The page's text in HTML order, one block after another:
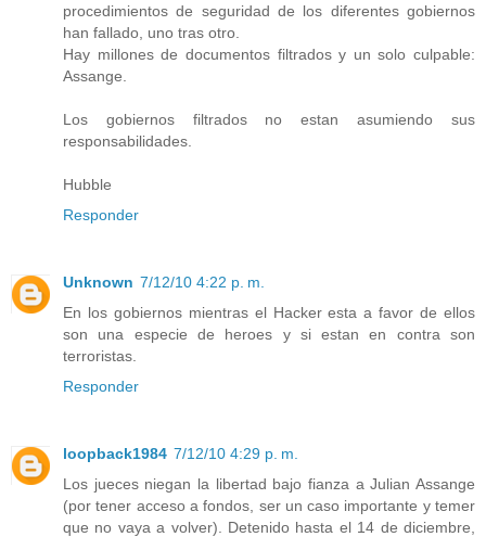
procedimientos de seguridad de los diferentes gobiernos
han fallado, uno tras otro.
Hay millones de documentos filtrados y un solo culpable:
Assange.
Los gobiernos filtrados no estan asumiendo sus
responsabilidades.
Hubble
Responder
Unknown 7/12/10 4:22 p. m.
En los gobiernos mientras el Hacker esta a favor de ellos
son una especie de heroes y si estan en contra son
terroristas.
Responder
loopback1984 7/12/10 4:29 p. m.
Los jueces niegan la libertad bajo fianza a Julian Assange
(por tener acceso a fondos, ser un caso importante y temer
que no vaya a volver). Detenido hasta el 14 de diciembre,